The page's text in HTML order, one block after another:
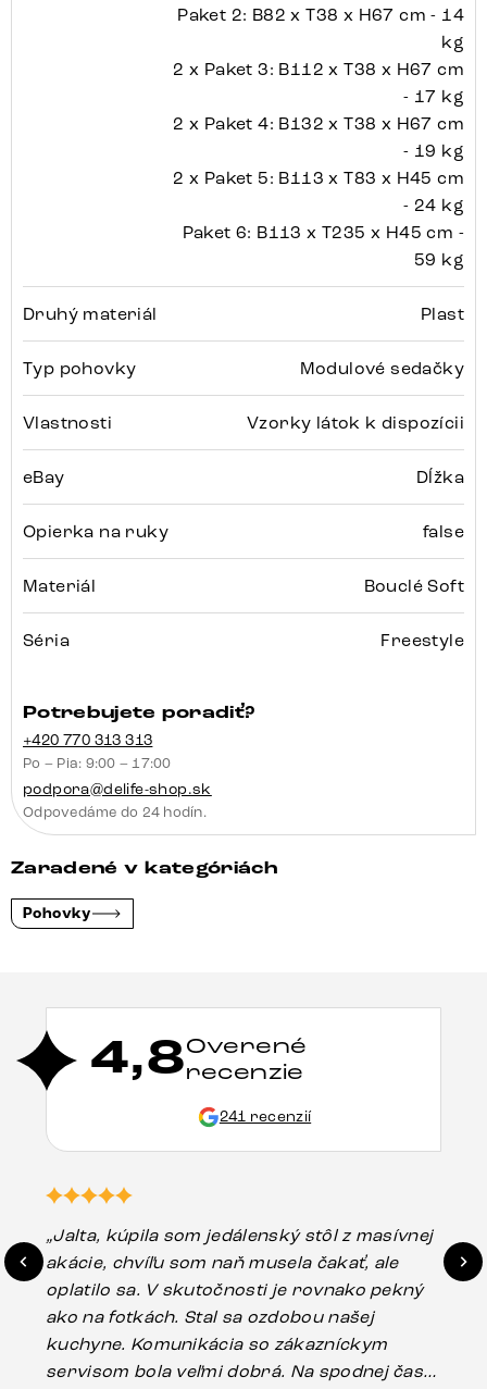
Paket 2: B82 x T38 x H67 cm - 14
kg
2 x Paket 3: B112 x T38 x H67 cm
- 17 kg
2 x Paket 4: B132 x T38 x H67 cm
- 19 kg
2 x Paket 5: B113 x T83 x H45 cm
- 24 kg
Paket 6: B113 x T235 x H45 cm -
59 kg
Druhý materiál Plast
Typ pohovky Modulové sedačky
Vlastnosti Vzorky látok k dispozícii
eBay Dĺžka
Opierka na ruky false
Materiál Bouclé Soft
Séria Freestyle
Potrebujete poradiť?
+420 770 313 313
Po – Pia: 9:00 – 17:00
podpora@delife-shop.sk
Odpovedáme do 24 hodín.
Zaradené v kategóriách
Pohovky
4,8Overené
recenzie
241 recenzií
„Jalta, kúpila som jedálenský stôl z masívnej
akácie, chvíľu som naň musela čakať, ale
oplatilo sa. V skutočnosti je rovnako pekný
ako na fotkách. Stal sa ozdobou našej
kuchyne. Komunikácia so zákazníckym
servisom bola veľmi dobrá. Na spodnej časti